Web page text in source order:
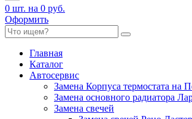
0 шт. на 0 руб.
Оформить
Главная
Каталог
Автосервис
Замена Корпуса термостата на
Замена основного радиатора
Замена свечей